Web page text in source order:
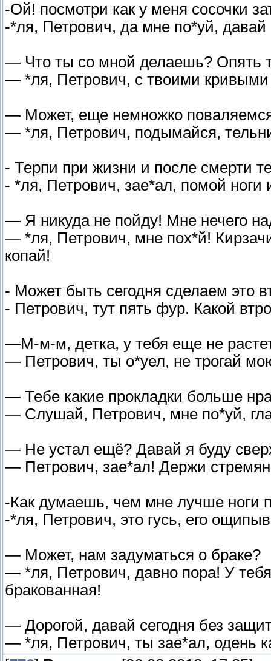
-Ой! посмотри как у меня сосочки
-*ля, Петрович, да мне по*уй, давай
— Что ты со мной делаешь? Опять
— *ля, Петрович, с твоими кривыми
— Может, еще немножко
— *ля, Петрович, подымайся,
- Терпи при жизни и после смерти
- *ля, Петрович, зае*ал, помой ноги
— Я никуда не пойду! Мне нечего
— *ля, Петрович, мне пох*й!
копай!
- Может быть сегодня сделаем это
- Петрович, тут пять фур. Какой
—М-м-м, детка, у тебя еще не
— Петрович, ты о*уел, не трогай
— Тебе какие прокладки больше
— Слушай, Петрович, мне по*уй,
— Не устал ещё? Давай я буду
— Петрович, зае*ал! Держи
-Как думаешь, чем мне лучше ноги
-*ля, Петрович, это гусь, его
— Может, нам задуматься о браке?
— *ля, Петрович, давно пора! У
бракованная!
— Дорогой, давай сегодня без
— *ля, Петрович, ты зае*ал, одень